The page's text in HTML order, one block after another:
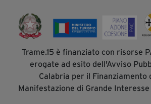
Trame.15 è finanziato con risorse
erogate ad esito dell'Avviso
Calabria per il Finanziamento
Manifestazione di Grande